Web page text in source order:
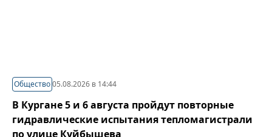
Общество05.08.2026 в 14:44
В Кургане 5 и 6 августа пройдут повторные
гидравлические испытания тепломагистрали
по улице Куйбышева